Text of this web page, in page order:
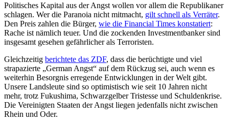
Politisches Kapital aus der Angst wollen vor allem die Republikaner
schlagen. Wer die Paranoia nicht mitmacht, gilt schnell als Verräter.
Den Preis zahlen die Bürger, wie die Financial Times konstatiert:
Rache ist nämlich teuer. Und die zockenden Investmentbanker sind
insgesamt gesehen gefährlicher als Terroristen.
Gleichzeitig berichtete das ZDF, dass die berüchtigte und viel
strapazierte „German Angst“ auf dem Rückzug sei, auch wenn es
weiterhin Besorgnis erregende Entwicklungen in der Welt gibt.
Unsere Landsleute sind so optimistisch wie seit 10 Jahren nicht
mehr, trotz Fukushima, Schwarzgelber Tristesse und Schuldenkrise.
Die Vereinigten Staaten der Angst liegen jedenfalls nicht zwischen
Rhein und Oder.